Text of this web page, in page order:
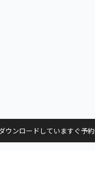
ウンロードしていますぐ予約